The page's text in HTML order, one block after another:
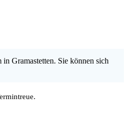
Gramastetten. Sie können sich